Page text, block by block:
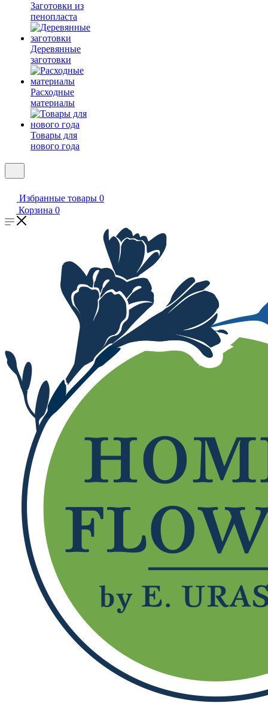
Заготовки из
пенопласта
Деревянные
заготовки
Расходные
материалы
Товары для
нового года
Избранные товары 0
Корзина 0